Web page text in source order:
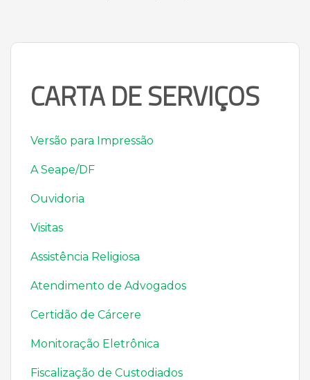
CARTA DE SERVIÇOS
Versão para Impressão
A Seape/DF
Ouvidoria
Visitas
Assistência Religiosa
Atendimento de Advogados
Certidão de Cárcere
Monitoração Eletrônica
Fiscalização de Custodiados